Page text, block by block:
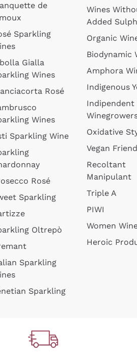
de
Sparkling
Gialla
Wines
Rosé
Wines
Sparkling Wine
Rosé
Sparkling
Oltrepò
Sparkling
Sparkling
Wines
Added
Organic
Biodynamic
Amphora
Indigenous
Indipendent
Oxidative
Vegan
Recoltant
Manipulant
Triple A
PIWI
Women
Heroic